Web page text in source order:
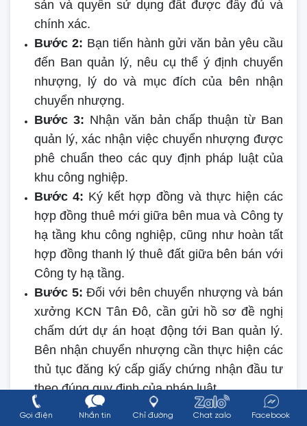
sản và quyền sử dụng đất được đầy đủ và
chính xác.
Bước 2: Bạn tiến hành gửi văn bản yêu cầu
đến Ban quản lý, nêu cụ thể ý định chuyển
nhượng, lý do và mục đích của bên nhận
chuyển nhượng.
Bước 3: Nhận văn bản chấp thuận từ Ban
quản lý, xác nhận việc chuyển nhượng được
phê chuẩn theo các quy định pháp luật của
khu công nghiệp.
Bước 4: Ký kết hợp đồng và thực hiện các
hợp đồng thuê mới giữa bên mua và Công ty
hạ tầng khu công nghiệp, cũng như hoàn tất
hợp đồng thanh lý thuê đất giữa bên bán với
Công ty hạ tầng.
Bước 5:Đối với bên chuyển nhượng và bán
xưởng KCN Tân Đô, cần gửi hồ sơ đề nghị
chấm dứt dự án hoạt động tới Ban quản lý.
Bên nhận chuyển nhượng cần thực hiện các
thủ tục đăng ký cấp giấy chứng nhận đầu tư
theo đúng quy định của pháp luật.
Gọi điện Nhắn tin Chỉ đường Chat zalo Facebook